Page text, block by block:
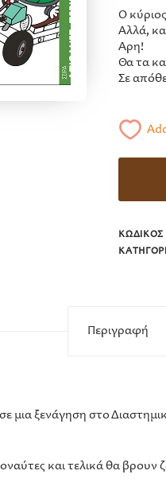
Ο
Αλλά,
Άρη!
Θα τα
Σε
Περιγραφή
μια ξενάγηση στο
και τελικά θα βρουν